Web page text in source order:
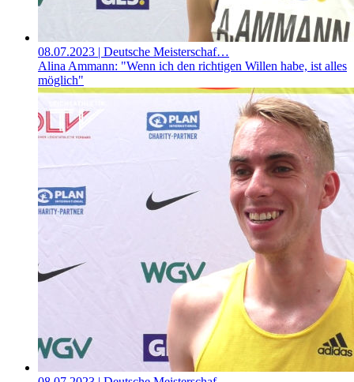
08.07.2023 | Deutsche Meisterschaf…
Alina Ammann: "Wenn ich den richtigen Willen habe, ist alles
möglich"